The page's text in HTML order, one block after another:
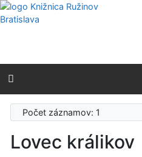
Prejsť na obsah
Prejsť na menu
Prehlásenie o webovej
Počet záznamov: 1
Lovec králikov